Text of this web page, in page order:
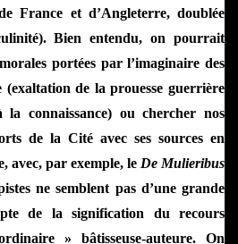
France et d’Angleterre, doublée
Bien entendu, on pourrait
portées par l’imaginaire des
(exaltation de la prouesse guerrière
connaissance) ou chercher nos
de la Cité avec ses sources en
avec, par exemple, le De Mulieribus
ne semblent pas d’une grande
de la signification du recours
» bâtisseuse-auteure. On